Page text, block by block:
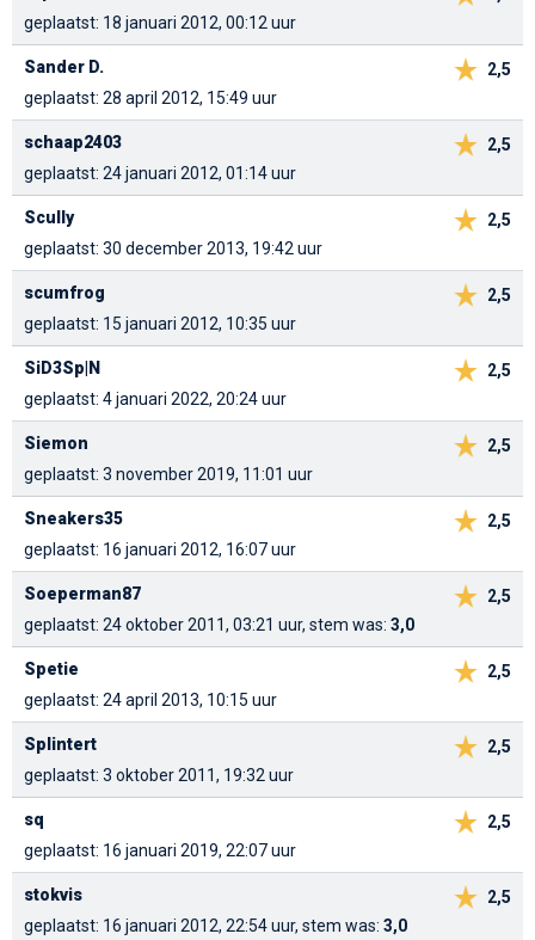
geplaatst: 18 januari 2012, 00:12 uur
2,5
Sander D.
geplaatst: 28 april 2012, 15:49 uur
2,5
schaap2403
geplaatst: 24 januari 2012, 01:14 uur
2,5
Scully
geplaatst: 30 december 2013, 19:42 uur
2,5
scumfrog
geplaatst: 15 januari 2012, 10:35 uur
2,5
SiD3Sp|N
geplaatst: 4 januari 2022, 20:24 uur
2,5
Siemon
geplaatst: 3 november 2019, 11:01 uur
2,5
Sneakers35
geplaatst: 16 januari 2012, 16:07 uur
2,5
Soeperman87
geplaatst: 24 oktober 2011, 03:21 uur, stem was: 3,0
2,5
Spetie
geplaatst: 24 april 2013, 10:15 uur
2,5
Splintert
geplaatst: 3 oktober 2011, 19:32 uur
2,5
sq
geplaatst: 16 januari 2019, 22:07 uur
2,5
stokvis
geplaatst: 16 januari 2012, 22:54 uur, stem was: 3,0